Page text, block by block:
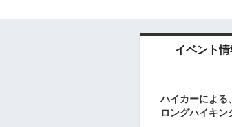
イベント情
ハイカーによる
ロングハイキン